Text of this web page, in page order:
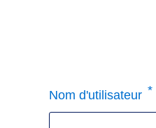
Nom d'utilisateur